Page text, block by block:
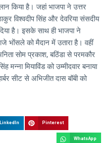
किया है। जहां भाजपा ने उत्तर
विश्वदीप सिंह और देवरिया संसदीय
है। इसके साथ ही भाजपा ने
भोंसले को मैदान में उतारा है। वहीं
सोम प्रकाश, बठिंडा से परमकौर
मियाविंड को उम्मीदवार बनाया
सीट से अभिजीत दास बॉबी को
LinkedIn Pinterest
WhatsApp